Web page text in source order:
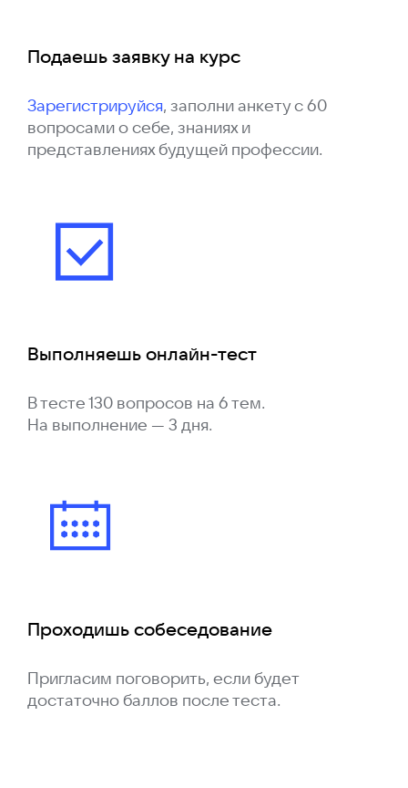
Подаешь заявку на курс
Зарегистрируйся, заполни анкету с 60
вопросами о себе, знаниях и
представлениях будущей профессии.
Выполняешь онлайн-тест
В тесте 130 вопросов на 6 тем.
На выполнение — 3 дня.
Проходишь собеседование
Пригласим поговорить, если будет
достаточно баллов после теста.